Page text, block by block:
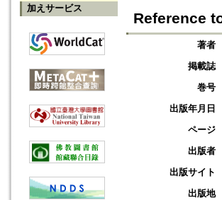
加えサービス
Reference
著者
掲載誌
巻号
出版年月日
ページ
出版者
出版サイト
出版地